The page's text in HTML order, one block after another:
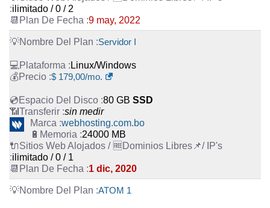
ilimitado / 0 / 2
9 may, 2022
Servidor I
Linux/Windows
$ 179,00/mo.
80 GB SSD
sin medir
webhosting.com.bo
24000 MB
ilimitado / 0 / 1
1 dic, 2020
ATOM 1